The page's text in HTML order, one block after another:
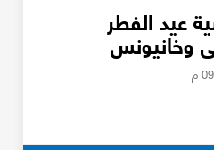
عيد الفطر
وخانيونس